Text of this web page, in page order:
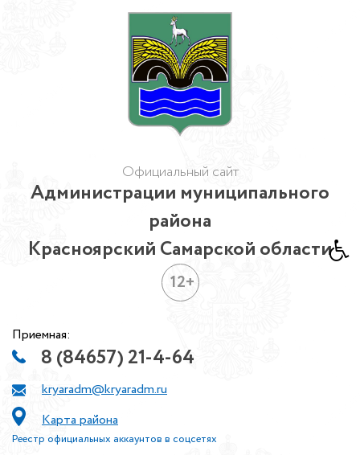
Официальный сайт
Администрации муниципального
района
Красноярский Самарской области
12+
Приемная:
8 (84657) 21-4-64
kryaradm@kryaradm.ru
Карта района
Реестр официальных аккаунтов в соцсетях